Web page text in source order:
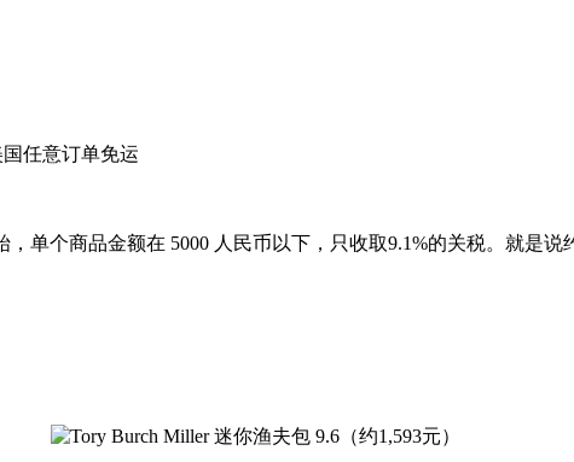
任意订单免运
，单个商品金额在 5000 人民币以下，只收取9.1%的关税。就是